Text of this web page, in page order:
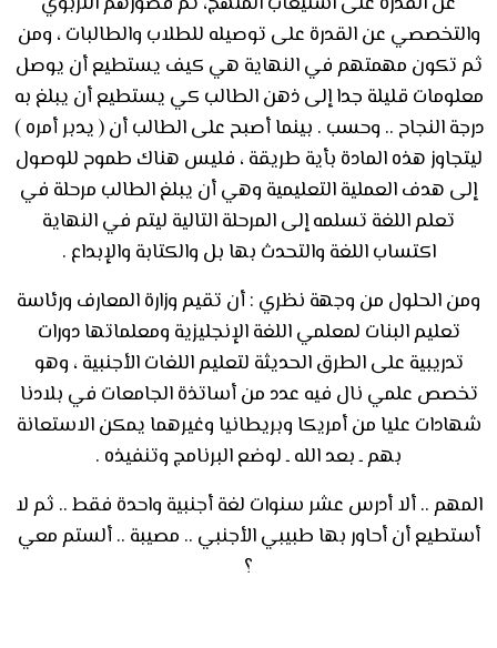
والتخصصي عن القدرة على توصيله للطلاب والطالبات ، ومن
ثم تكون مهمتهم في النهاية هي كيف يستطيع أن يوصل
معلومات قليلة جدا إلى ذهن الطالب كي يستطيع أن يبلغ به
درجة النجاح .. وحسب . بينما أصبح على الطالب أن ( يدبر أمره )
ليتجاوز هذه المادة بأية طريقة ، فليس هناك طموح للوصول
إلى هدف العملية التعليمية وهي أن يبلغ الطالب مرحلة في
تعلم اللغة تسلمه إلى المرحلة التالية ليتم في النهاية
اكتساب اللغة والتحدث بها بل والكتابة والإبداع .
ومن الحلول من وجهة نظري : أن تقيم وزارة المعارف ورئاسة
تعليم البنات لمعلمي اللغة الإنجليزية ومعلماتها دورات
تدريبية على الطرق الحديثة لتعليم اللغات الأجنبية ، وهو
تخصص علمي نال فيه عدد من أساتذة الجامعات في بلادنا
شهادات عليا من أمريكا وبريطانيا وغيرهما يمكن الاستعانة
بهم ـ بعد الله ـ لوضع البرنامج وتنفيذه .
المهم .. ألا أدرس عشر سنوات لغة أجنبية واحدة فقط .. ثم لا
أستطيع أن أحاور بها طبيبي الأجنبي .. مصيبة .. ألستم معي
؟